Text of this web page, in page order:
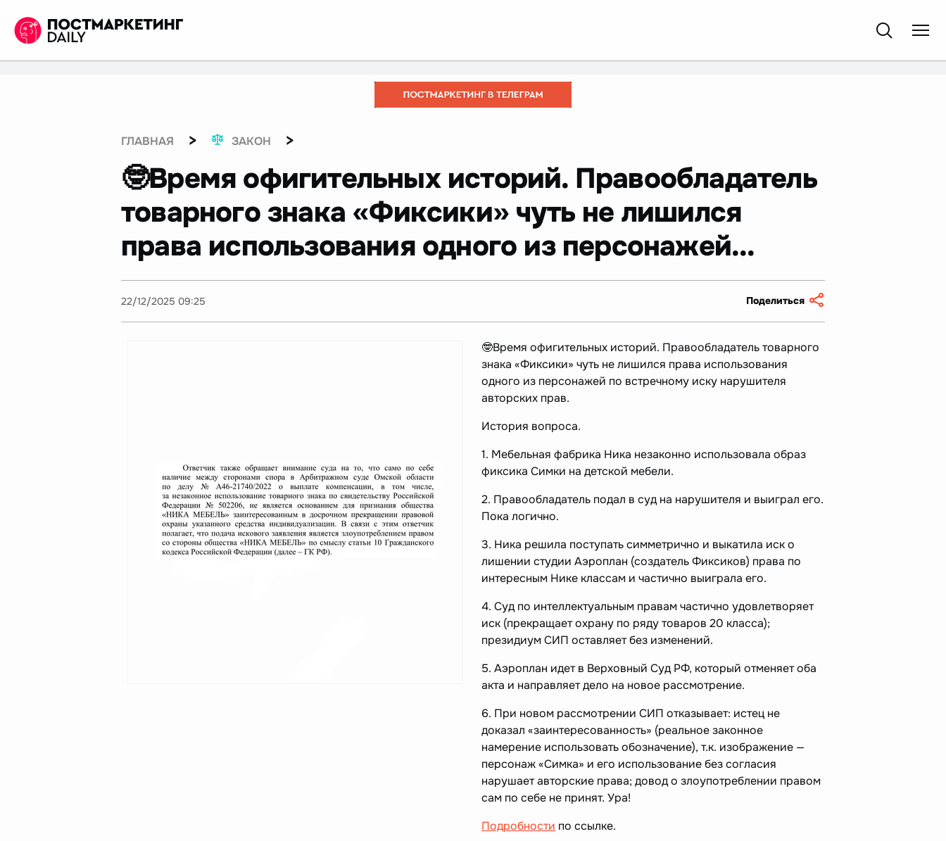
ГЛАВНАЯ > ЗАКОН >
🤓Время офигительных историй. Правообладатель
товарного знака «Фиксики» чуть не лишился
права использования одного из персонажей...
22/12/2025 09:25 Поделиться
🤓Время офигительных историй. Правообладатель товарного
знака «Фиксики» чуть не лишился права использования
одного из персонажей по встречному иску нарушителя
авторских прав.
История вопроса.
1. Мебельная фабрика Ника незаконно использовала образ
фиксика Симки на детской мебели.
2. Правообладатель подал в суд на нарушителя и выиграл его.
Пока логично.
3. Ника решила поступать симметрично и выкатила иск о
лишении студии Аэроплан (создатель Фиксиков) права по
интересным Нике классам и частично выиграла его.
4. Суд по интеллектуальным правам частично удовлетворяет
иск (прекращает охрану по ряду товаров 20 класса);
президиум СИП оставляет без изменений.
5. Аэроплан идет в Верховный Суд РФ, который отменяет оба
акта и направляет дело на новое рассмотрение.
6. При новом рассмотрении СИП отказывает: истец не
доказал «заинтересованность» (реальное законное
намерение использовать обозначение), т.к. изображение —
персонаж «Симка» и его использование без согласия
нарушает авторские права; довод о злоупотреблении правом
сам по себе не принят. Ура!
Подробности по ссылке.